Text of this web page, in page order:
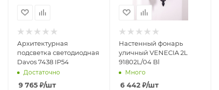
Архитектурная
подсветка светодиодная
Davos 7438 IP54
Достаточно
9 765 ₽/шт
Настенный фонарь
уличный VENECIA 2L
91802L/04 Bl
Много
6 442₽/шт